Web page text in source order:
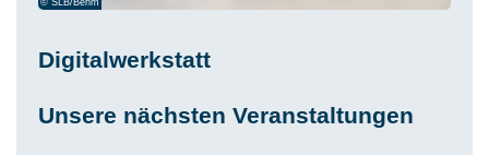
Digitalwerkstatt
Unsere nächsten Veranstaltungen